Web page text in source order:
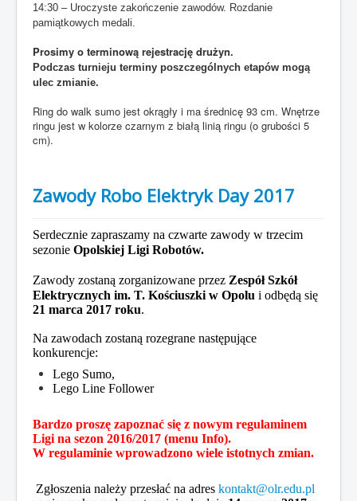
14:30 – Uroczyste zakończenie zawodów. Rozdanie
pamiątkowych medali.
Prosimy o terminową rejestrację drużyn.
Podczas turnieju terminy poszczególnych etapów mogą
ulec zmianie.
Ring do walk sumo jest okrągły i ma średnicę 93 cm. Wnętrze
ringu jest w kolorze czarnym z białą linią ringu (o grubości 5
cm).
Zawody Robo Elektryk Day 2017
Serdecznie zapraszamy na czwarte zawody w trzecim
sezonie Opolskiej Ligi Robotów.
Zawody zostaną zorganizowane przez Zespół Szkół
Elektrycznych im. T. Kościuszki w Opolu i odbędą się
21 marca 2017 roku.
Na zawodach zostaną rozegrane następujące
konkurencje:
Lego Sumo,
Lego Line Follower
Bardzo proszę zapoznać się z nowym regulaminem
Ligi na sezon 2016/2017 (menu Info).
W regulaminie wprowadzono wiele istotnych zmian.
Zgłoszenia należy przesłać na adres kontakt@olr.edu.pl